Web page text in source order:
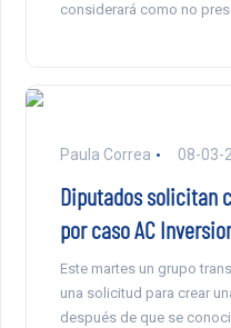
considerará como no
Paula Correa 08-03-
Diputados solicitan
por caso AC
Este martes un grupo
una solicitud para crear
después de que se